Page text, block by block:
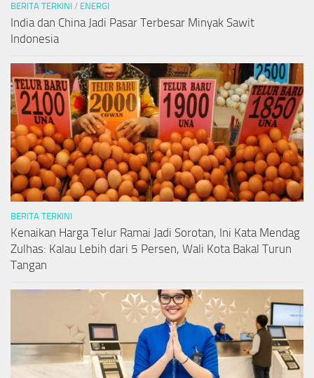
BERITA TERKINI / ENERGI
India dan China Jadi Pasar Terbesar Minyak Sawit
Indonesia
BERITA TERKINI
Kenaikan Harga Telur Ramai Jadi Sorotan, Ini Kata Mendag
Zulhas: Kalau Lebih dari 5 Persen, Wali Kota Bakal Turun
Tangan